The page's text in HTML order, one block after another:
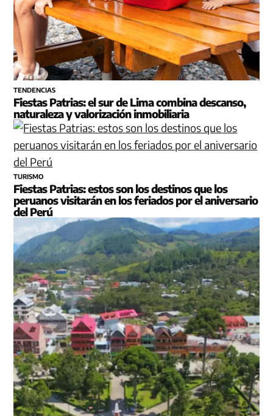
TENDENCIAS
Fiestas Patrias: el sur de Lima combina descanso,
naturaleza y valorización inmobiliaria
TURISMO
Fiestas Patrias: estos son los destinos que los
peruanos visitarán en los feriados por el aniversario
del Perú